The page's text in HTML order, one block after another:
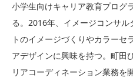
小学生向けキャリア教育プログ
る。2016年、イメージコンサ
トのイメージづくりやカラーセ
アデザインに興味を持つ。町田
リアコーディネーション業務